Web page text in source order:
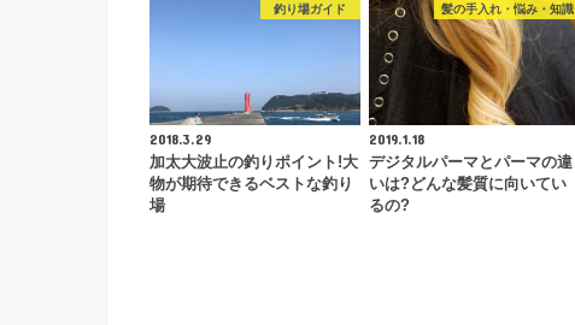
釣り場ガイド
2018.3.29
加太大波止の釣りポイント!大
物が期待できるベストな釣り
場
髪の手入れ・悩み・知識
2019.1.18
デジタルパーマとパーマの違
いは?どんな髪質に向いてい
るの?